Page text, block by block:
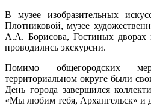
В музее изобразительных
Плотниковой, музее
А.А. Борисова, Гостиных дворах
проводились экскурсии.
Помимо общегородских
территориальном округе были
День города завершился
«Мы любим тебя, Архангельск» и